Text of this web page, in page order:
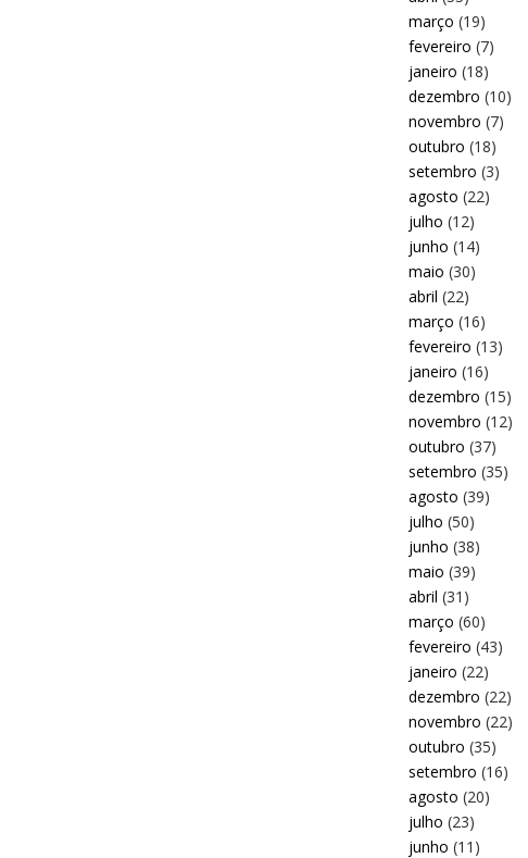
março (19)
fevereiro (7)
janeiro (18)
dezembro (10)
novembro (7)
outubro (18)
setembro (3)
agosto (22)
julho (12)
junho (14)
maio (30)
abril (22)
março (16)
fevereiro (13)
janeiro (16)
dezembro (15)
novembro (12)
outubro (37)
setembro (35)
agosto (39)
julho (50)
junho (38)
maio (39)
abril (31)
março (60)
fevereiro (43)
janeiro (22)
dezembro (22)
novembro (22)
outubro (35)
setembro (16)
agosto (20)
julho (23)
junho (11)